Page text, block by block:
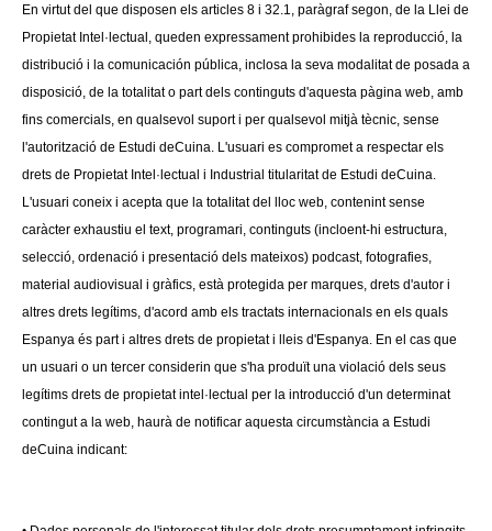
En virtut del que disposen els articles 8 i 32.1, paràgraf segon, de la Llei de
Propietat Intel·lectual, queden expressament prohibides la reproducció, la
distribució i la comunicación pública, inclosa la seva modalitat de posada a
disposició, de la totalitat o part dels continguts d'aquesta pàgina web, amb
fins comercials, en qualsevol suport i per qualsevol mitjà tècnic, sense
l'autorització de Estudi deCuina. L'usuari es compromet a respectar els
drets de Propietat Intel·lectual i Industrial titularitat de Estudi deCuina.
L'usuari coneix i acepta que la totalitat del lloc web, contenint sense
caràcter exhaustiu el text, programari, continguts (incloent-hi estructura,
selecció, ordenació i presentació dels mateixos) podcast, fotografies,
material audiovisual i gràfics, està protegida per marques, drets d'autor i
altres drets legítims, d'acord amb els tractats internacionals en els quals
Espanya és part i altres drets de propietat i lleis d'Espanya. En el cas que
un usuari o un tercer considerin que s'ha produït una violació dels seus
legítims drets de propietat intel·lectual per la introducció d'un determinat
contingut a la web, haurà de notificar aquesta circumstància a Estudi
deCuina indicant: